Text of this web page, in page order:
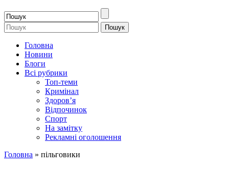
Головна
Новини
Блоги
Всі рубрики
Топ-теми
Кримінал
Здоров’я
Відпочинок
Спорт
На замітку
Рекламні оголошення
Головна » пільговики